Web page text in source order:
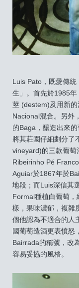
Luis Pato，既愛傳
生」。首先於1985
莖 (destem)及用新
Nacional混合。另外
的Baga，釀造出來
將其莊園仔細劃分了
vineyard)的三款葡
Ribeirinho Pé
Aguiar於1867年於
地段；而Luis深信其
Formal種植白葡萄
樣，果味濃郁，複雜
個他認為不適合的人
國葡萄造酒更表憤怒
Bairrada的稱號，改
容易妥協的風格。